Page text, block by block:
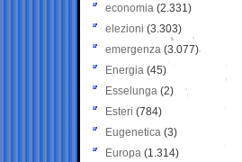
economia (2.331)
elezioni (3.303)
emergenza (3.077)
Energia (45)
Esselunga (2)
Esteri (784)
Eugenetica (3)
Europa (1.314)